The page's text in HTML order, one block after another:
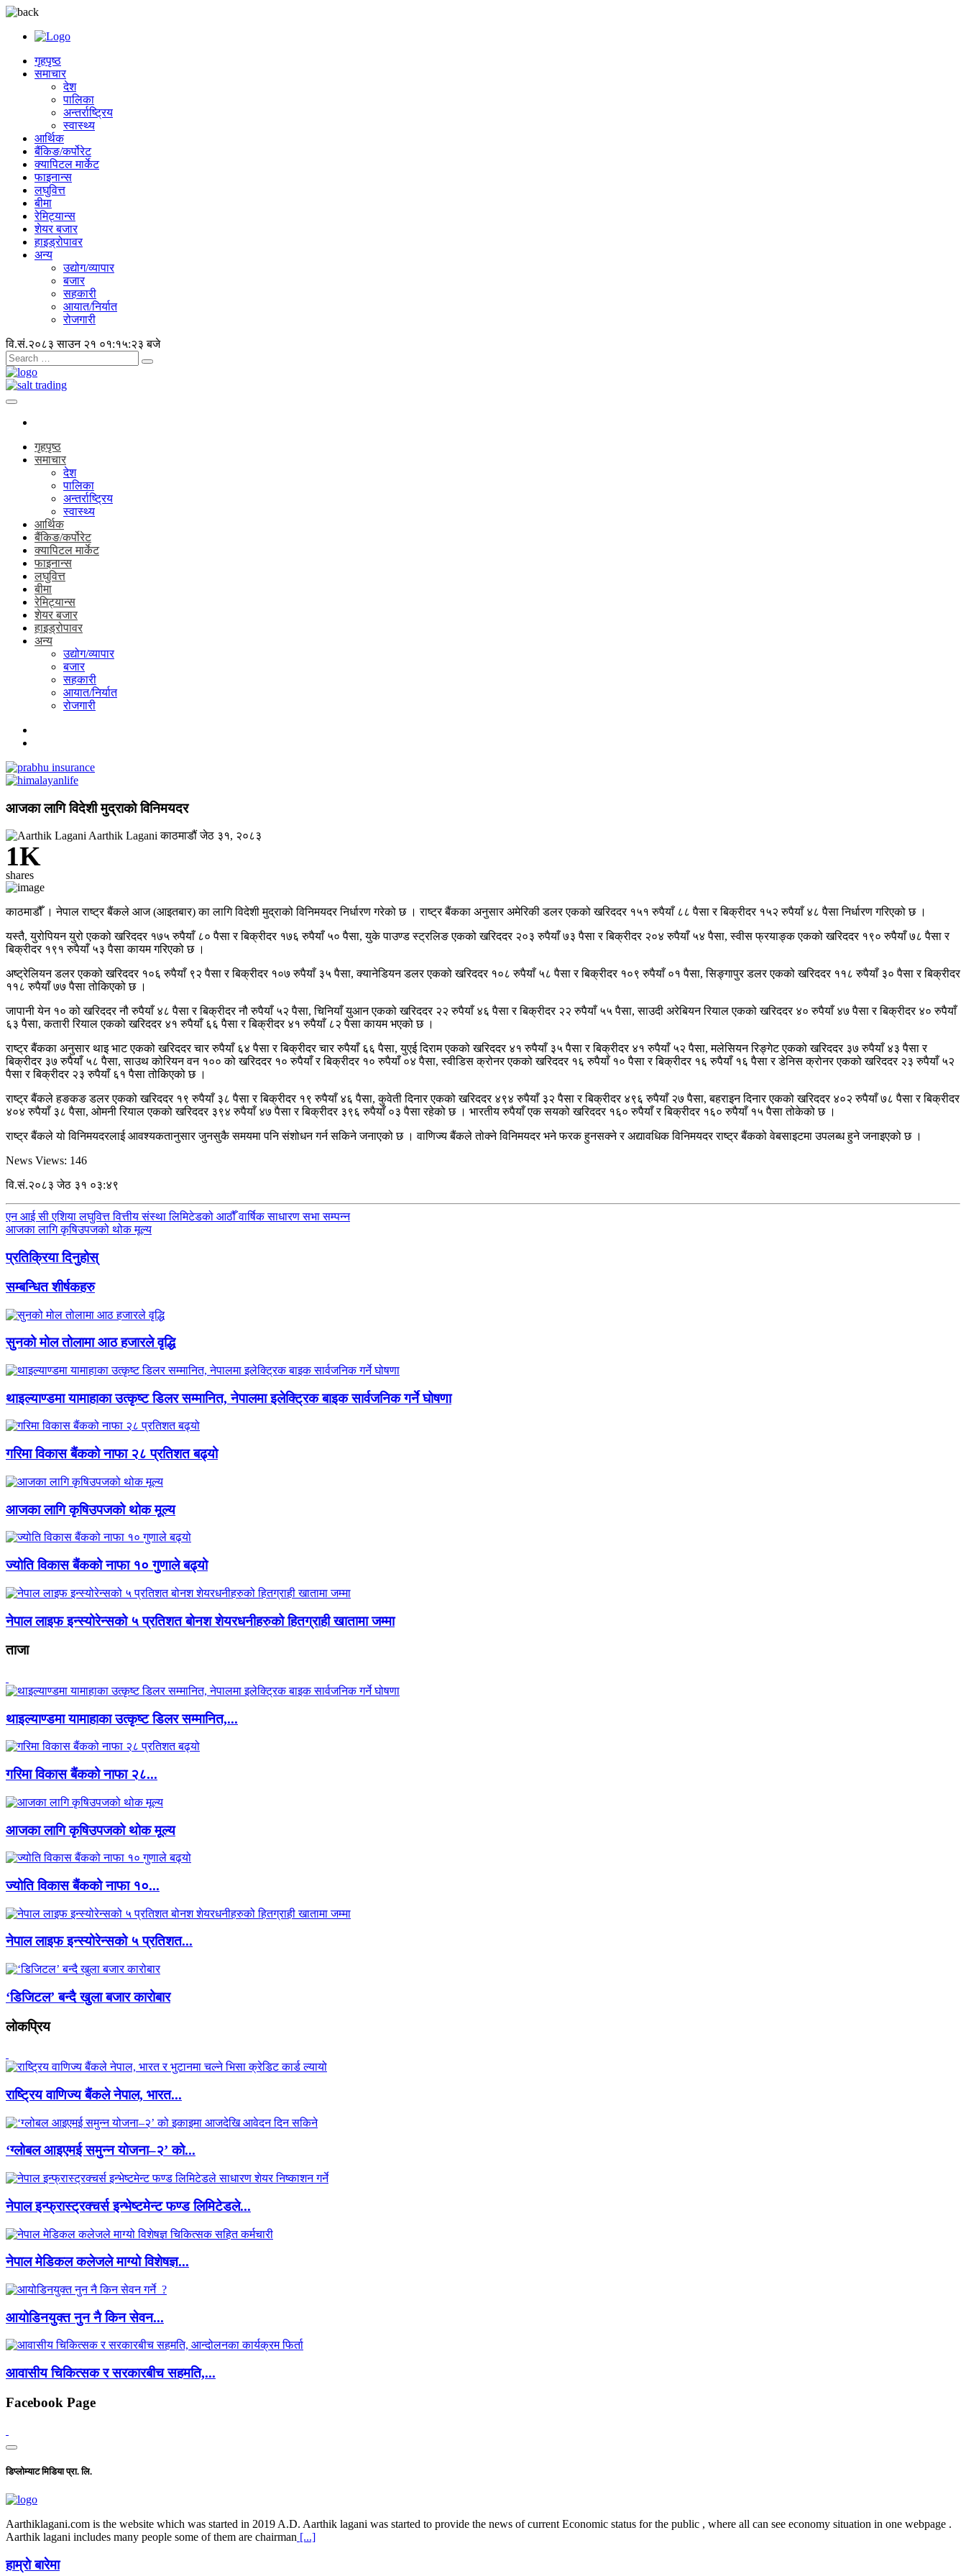
गृहपृष्ठ
समाचार
देश
पालिका
अन्तर्राष्ट्रिय
स्वास्थ्य
आर्थिक
बैंकिङ/कर्पोरेट
क्यापिटल मार्केट
फाइनान्स
लघुवित्त
बीमा
रेमिट्यान्स
शेयर बजार
हाइड्रोपावर
अन्य
उद्योग/व्यापार
बजार
सहकारी
आयात/निर्यात
रोजगारी
वि.सं.२०८३ साउन २१ ०१:१५:२४ बजे
गृहपृष्ठ
समाचार
देश
पालिका
अन्तर्राष्ट्रिय
स्वास्थ्य
आर्थिक
बैंकिङ/कर्पोरेट
क्यापिटल मार्केट
फाइनान्स
लघुवित्त
बीमा
रेमिट्यान्स
शेयर बजार
हाइड्रोपावर
अन्य
उद्योग/व्यापार
बजार
सहकारी
आयात/निर्यात
रोजगारी
आजका लागि विदेशी मुद्राको विनिमयदर
Aarthik Laganiकाठमाडौंजेठ ३१, २०८३
1K
shares
काठमाडौँ । नेपाल राष्ट्र बैंकले आज (आइतबार) का लागि विदेशी मुद्राको विनिमयदर निर्धारण गरेको छ । राष्ट्र बैंकका अनुसार अमेरिकी डलर एकको खरिददर १५१ रुपैयाँ ८८ पैसा र बिक्रीदर १५२ रुपैयाँ ४८ पैसा निर्धारण गरिएको छ ।
यस्तै, युरोपियन युरो एकको खरिददर १७५ रुपैयाँ ८० पैसा र बिक्रीदर १७६ रुपैयाँ ५० पैसा, युके पाउण्ड स्ट्रलिङ एकको खरिददर २०३ रुपैयाँ ७३ पैसा र बिक्रीदर २०४ रुपैयाँ ५४ पैसा, स्वीस फ्रयाङ्क एकको खरिददर १९० रुपैयाँ ७८ पैसा र
बिक्रीदर १९१ रुपैयाँ ५३ पैसा कायम गरिएको छ ।
अष्ट्रेलियन डलर एकको खरिददर १०६ रुपैयाँ ९२ पैसा र बिक्रीदर १०७ रुपैयाँ ३५ पैसा, क्यानेडियन डलर एकको खरिददर १०८ रुपैयाँ ५८ पैसा र बिक्रीदर १०९ रुपैयाँ ०१ पैसा, सिङ्गापुर डलर एकको खरिददर ११८ रुपैयाँ ३० पैसा र बिक्रीदर
११८ रुपैयाँ ७७ पैसा तोकिएको छ ।
जापानी येन १० को खरिददर नौ रुपैयाँ ४८ पैसा र बिक्रीदर नौ रुपैयाँ ५२ पैसा, चिनियाँ युआन एकको खरिददर २२ रुपैयाँ ४६ पैसा र बिक्रीदर २२ रुपैयाँ ५५ पैसा, साउदी अरेबियन रियाल एकको खरिददर ४० रुपैयाँ ४७ पैसा र बिक्रीदर ४० रुपैयाँ
६३ पैसा, कतारी रियाल एकको खरिददर ४१ रुपैयाँ ६६ पैसा र बिक्रीदर ४१ रुपैयाँ ८२ पैसा कायम भएको छ ।
राष्ट्र बैंकका अनुसार थाइ भाट एकको खरिददर चार रुपैयाँ ६४ पैसा र बिक्रीदर चार रुपैयाँ ६६ पैसा, युएई दिराम एकको खरिददर ४१ रुपैयाँ ३५ पैसा र बिक्रीदर ४१ रुपैयाँ ५२ पैसा, मलेसियन रिङ्गेट एकको खरिददर ३७ रुपैयाँ ४३ पैसा र
बिक्रीदर ३७ रुपैयाँ ५८ पैसा, साउथ कोरियन वन १०० को खरिददर १० रुपैयाँ र बिक्रीदर १० रुपैयाँ ०४ पैसा, स्वीडिस क्रोनर एकको खरिददर १६ रुपैयाँ १० पैसा र बिक्रीदर १६ रुपैयाँ १६ पैसा र डेनिस क्रोनर एकको खरिददर २३ रुपैयाँ ५२
पैसा र बिक्रीदर २३ रुपैयाँ ६१ पैसा तोकिएको छ ।
राष्ट्र बैंकले हङकङ डलर एकको खरिददर १९ रुपैयाँ ३८ पैसा र बिक्रीदर १९ रुपैयाँ ४६ पैसा, कुवेती दिनार एकको खरिददर ४९४ रुपैयाँ ३२ पैसा र बिक्रीदर ४९६ रुपैयाँ २७ पैसा, बहराइन दिनार एकको खरिददर ४०२ रुपैयाँ ७८ पैसा र बिक्रीदर
४०४ रुपैयाँ ३८ पैसा, ओमनी रियाल एकको खरिददर ३९४ रुपैयाँ ४७ पैसा र बिक्रीदर ३९६ रुपैयाँ ०३ पैसा रहेको छ । भारतीय रुपैयाँ एक सयको खरिददर १६० रुपैयाँ र बिक्रीदर १६० रुपैयाँ १५ पैसा तोकेको छ ।
राष्ट्र बैंकले यो विनिमयदरलाई आवश्यकतानुसार जुनसुकै समयमा पनि संशोधन गर्न सकिने जनाएको छ । वाणिज्य बैंकले तोक्ने विनिमयदर भने फरक हुनसक्ने र अद्यावधिक विनिमयदर राष्ट्र बैंकको वेबसाइटमा उपलब्ध हुने जनाइएको छ ।
News Views: 146
वि.सं.२०८३ जेठ ३१ ०३:४९
एन आई सी एशिया लघुवित्त वित्तीय संस्था लिमिटेडको आठौँ वार्षिक साधारण सभा सम्पन्न
आजका लागि कृषिउपजको थोक मूल्य
प्रतिक्रिया दिनुहोस्
सम्बन्धित शीर्षकहरु
सुनको मोल तोलामा आठ हजारले वृद्धि
थाइल्याण्डमा यामाहाका उत्कृष्ट डिलर सम्मानित, नेपालमा इलेक्ट्रिक बाइक सार्वजनिक गर्ने घोषणा
गरिमा विकास बैंकको नाफा २८ प्रतिशत बढ्यो
आजका लागि कृषिउपजको थोक मूल्य
ज्योति विकास बैंकको नाफा १० गुणाले बढ्यो
नेपाल लाइफ इन्स्योरेन्सको ५ प्रतिशत बोनश शेयरधनीहरुको हितग्राही खातामा जम्मा
ताजा
थाइल्याण्डमा यामाहाका उत्कृष्ट डिलर सम्मानित,...
गरिमा विकास बैंकको नाफा २८...
आजका लागि कृषिउपजको थोक मूल्य
ज्योति विकास बैंकको नाफा १०...
नेपाल लाइफ इन्स्योरेन्सको ५ प्रतिशत...
‘डिजिटल’ बन्दै खुला बजार कारोबार
लाेकप्रिय
राष्ट्रिय वाणिज्य बैंकले नेपाल, भारत...
‘ग्लोबल आइएमई समुन्न योजना–२’ को...
नेपाल इन्फ्रास्ट्रक्चर्स इन्भेष्टमेन्ट फण्ड लिमिटेडले...
नेपाल मेडिकल कलेजले माग्यो विशेषज्ञ...
आयोडिनयुक्त नुन नै किन सेवन...
आवासीय चिकित्सक र सरकारबीच सहमति,...
Facebook Page
डिप्लोम्याट मिडिया प्रा. लि.
Aarthiklagani.com is the website which was started in 2019 A.D. Aarthik lagani was started to provide the news of current Economic status for the public , where all can see economy situation in one webpage .
Aarthik lagani includes many people some of them are chairman [...]
हाम्राे बारेमा